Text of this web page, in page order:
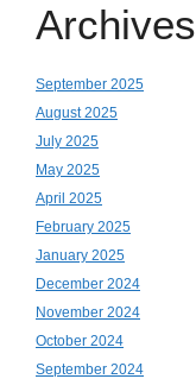
Archives
September 2025
August 2025
July 2025
May 2025
April 2025
February 2025
January 2025
December 2024
November 2024
October 2024
September 2024